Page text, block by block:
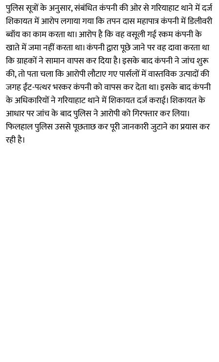
पुलिस सूत्रों के अनुसार, संबंधित कंपनी की ओर से गरियाहाट थाने में दर्ज
शिकायत में आरोप लगाया गया कि तपन दास महापात्र कंपनी में डिलीवरी
ब्वॉय का काम करता था। आरोप है कि वह वसूली गई रकम कंपनी के
खाते में जमा नहीं करता था। कंपनी द्वारा पूछे जाने पर वह दावा करता था
कि ग्राहकों ने सामान वापस कर दिया है। इसके बाद कंपनी ने जांच शुरू
की, तो पता चला कि आरोपी लौटाए गए पार्सलों में वास्तविक उत्पादों की
जगह ईंट-पत्थर भरकर कंपनी को वापस कर देता था। इसके बाद कंपनी
के अधिकारियों ने गरियाहाट थाने में शिकायत दर्ज कराई। शिकायत के
आधार पर जांच के बाद पुलिस ने आरोपी को गिरफ्तार कर लिया।
फिलहाल पुलिस उससे पूछताछ कर पूरी जानकारी जुटाने का प्रयास कर
रही है।